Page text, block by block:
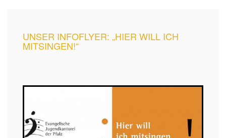
UNSER INFOFLYER: „HIER WILL ICH
MITSINGEN!“